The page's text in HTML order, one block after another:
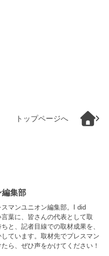
トップページへ
編集部
マンユニオン編集部。I did
葉に、皆さんの代表として取
と、記者目線での取材成果を、
ています。取材先でプレスマン
ら、ぜひ声をかけてください！